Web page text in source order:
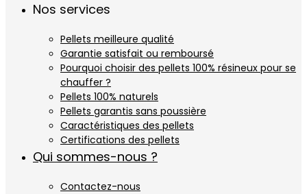
Nos services
Pellets meilleure qualité
Garantie satisfait ou remboursé
Pourquoi choisir des pellets 100% résineux pour se
chauffer ?
Pellets 100% naturels
Pellets garantis sans poussière
Caractéristiques des pellets
Certifications des pellets
Qui sommes-nous ?
Contactez-nous